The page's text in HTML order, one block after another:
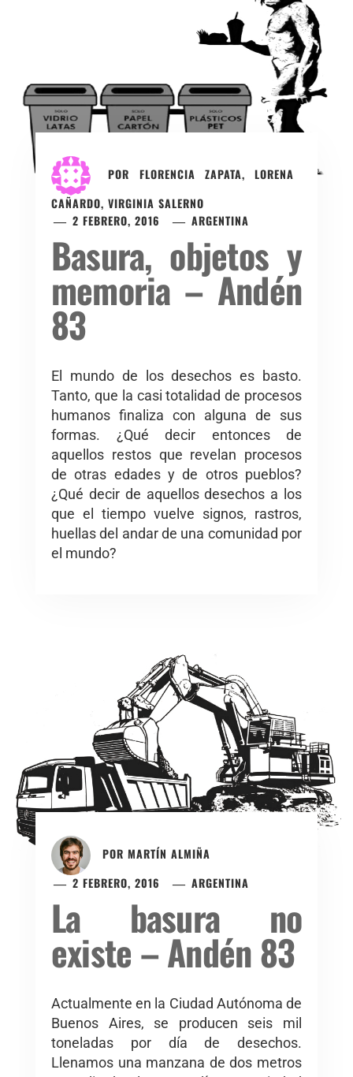
POR FLORENCIA ZAPATA, LORENA
CAÑARDO, VIRGINIA SALERNO
2 FEBRERO, 2016
ARGENTINA
Basura, objetos y
memoria – Andén
83
El mundo de los desechos es basto.
Tanto, que la casi totalidad de procesos
humanos finaliza con alguna de sus
formas. ¿Qué decir entonces de
aquellos restos que revelan procesos
de otras edades y de otros pueblos?
¿Qué decir de aquellos desechos a los
que el tiempo vuelve signos, rastros,
huellas del andar de una comunidad por
el mundo?
POR MARTÍN ALMIÑA
2 FEBRERO, 2016
ARGENTINA
La basura no
existe – Andén 83
Actualmente en la Ciudad Autónoma de
Buenos Aires, se producen seis mil
toneladas por día de desechos.
Llenamos una manzana de dos metros